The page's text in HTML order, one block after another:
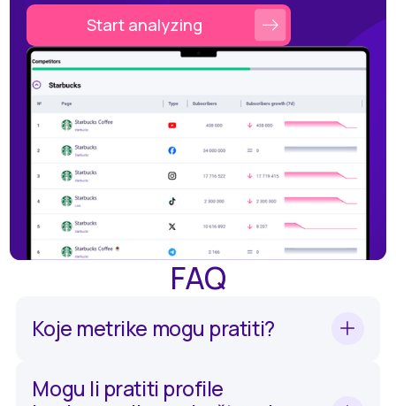
Start analyzing
FAQ
Koje metrike mogu pratiti?
komentare te dijeljenje vaših objava na
Mogu li pratiti profile